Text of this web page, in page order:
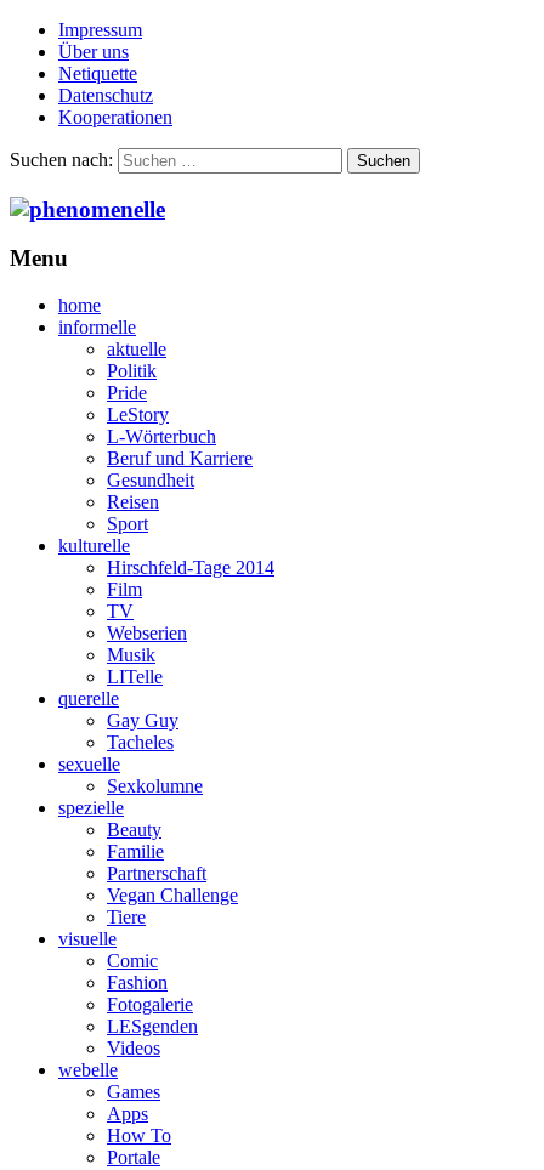
Impressum
Über uns
Netiquette
Datenschutz
Kooperationen
Suchen nach:
Menu
home
informelle
aktuelle
Politik
Pride
LeStory
L-Wörterbuch
Beruf und Karriere
Gesundheit
Reisen
Sport
kulturelle
Hirschfeld-Tage 2014
Film
TV
Webserien
Musik
LITelle
querelle
Gay Guy
Tacheles
sexuelle
Sexkolumne
spezielle
Beauty
Familie
Partnerschaft
Vegan Challenge
Tiere
visuelle
Comic
Fashion
Fotogalerie
LESgenden
Videos
webelle
Games
Apps
How To
Portale